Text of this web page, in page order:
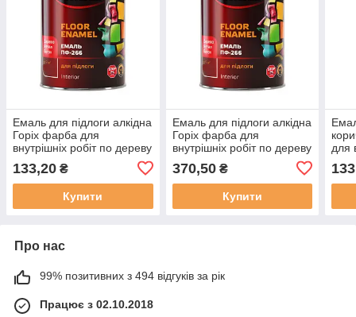
Емаль для підлоги алкідна
Горіх фарба для
внутрішніх робіт по дереву
133,20 ₴
Купити
Емаль для підлоги алкідна
Горіх фарба для
внутрішніх робіт по дереву
370,50₴
Купити
для
кг]
Про нас
99% позитивних з 494 відгуків за рік
Працює з 02.10.2018